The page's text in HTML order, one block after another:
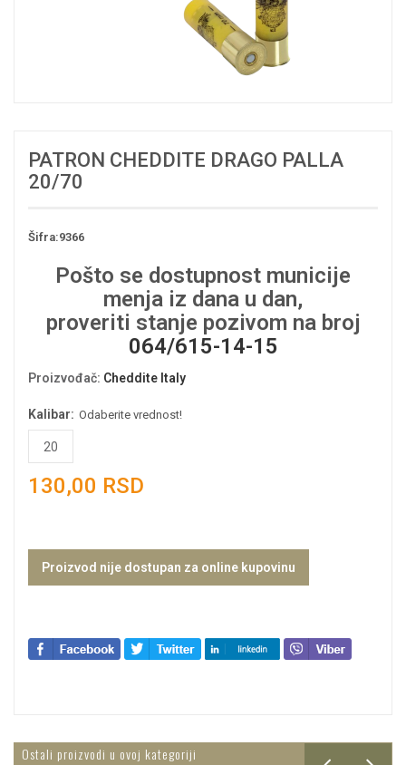
PATRON CHEDDITE DRAGO PALLA
20/70
Šifra:9366
Pošto se dostupnost municije
menja iz dana u dan,
proveriti stanje pozivom na broj
064/615-14-15
Proizvođač: Cheddite Italy
Kalibar: Odaberite vrednost!
20
130,00 RSD
Proizvod nije dostupan za online kupovinu
Ostali proizvodi u ovoj kategoriji